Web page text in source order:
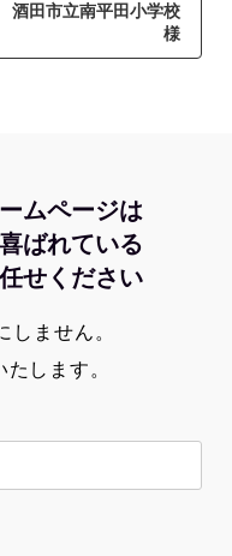
酒田市立南平田小学校
様
ムページは
ばれている
せください
しません。
します。